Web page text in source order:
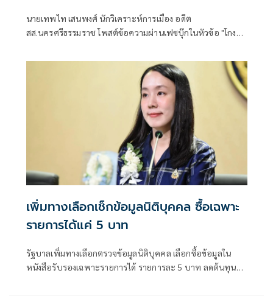
นายเทพไท เสนพงศ์ นักวิเคราะห์การเมือง อดีต
สส.นครศรีธรรมราช โพสต์ข้อความผ่านเฟซบุ๊กในหัวข้อ "โกง
เพิ่มทางเลือกเช็กข้อมูลนิติบุคคล ซื้อเฉพาะ
รายการได้แค่ 5 บาท
รัฐบาลเพิ่มทางเลือกตรวจข้อมูลนิติบุคคล เลือกซื้อข้อมูลใน
หนังสือรับรองเฉพาะรายการได้ รายการละ 5 บาท ลดต้นทุน